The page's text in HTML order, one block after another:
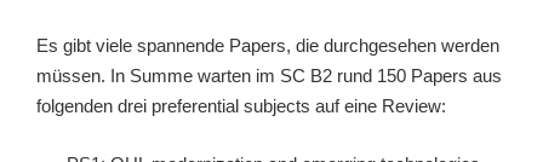
Es gibt viele spannende Papers, die durchgesehen werden
müssen. In Summe warten im SC B2 rund 150 Papers aus
folgenden drei preferential subjects auf eine Review: